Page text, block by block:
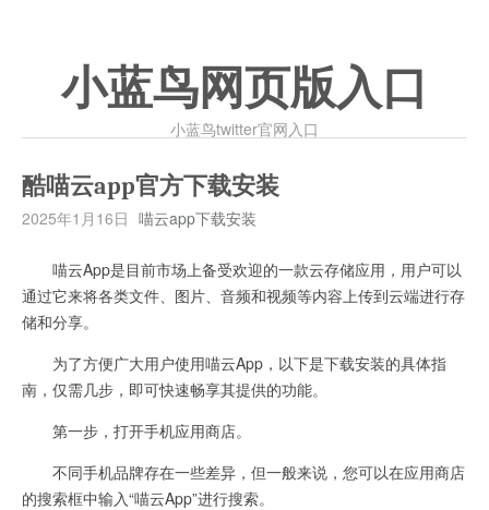
小蓝鸟网页版入口
小蓝鸟twitter官网入口
酷喵云app官方下载安装
2025年1月16日 喵云app下载安装
喵云App是目前市场上备受欢迎的一款云存储应用，用户可以
通过它来将各类文件、图片、音频和视频等内容上传到云端进行存
储和分享。
为了方便广大用户使用喵云App，以下是下载安装的具体指
南，仅需几步，即可快速畅享其提供的功能。
第一步，打开手机应用商店。
不同手机品牌存在一些差异，但一般来说，您可以在应用商店
的搜索框中输入“喵云App”进行搜索。